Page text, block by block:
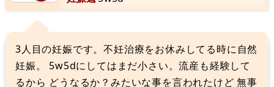
3人目の妊娠です。不妊治療をお休みしてる時に自然
妊娠。 5w5dにしてはまだ小さい。流産も経験して
るから どうなるか？みたいな事を言われたけど 無事